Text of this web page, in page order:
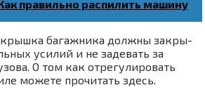
правильно распилить машину
крыш­ка багаж­ни­ка долж­ны закры­
уси­лий и не заде­вать за
О том как отре­гу­ли­ро­вать
може­те про­чи­тать здесь.